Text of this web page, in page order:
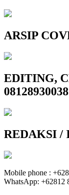
ARSIP
EDITING,
08128930038
REDAKSI /
Mobile phone :
WhatsApp: +62812